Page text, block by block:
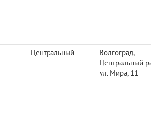
Центральный
Волгоград,
Центральный
ул. Мира, 11